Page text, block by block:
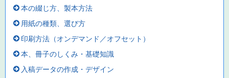
本の綴じ方、製本方法
用紙の種類、選び方
印刷方法（オンデマンド／オフセット）
本、冊子のしくみ・基礎知識
入稿データの作成・デザイン